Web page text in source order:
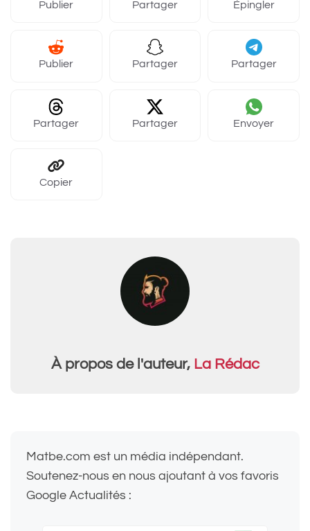
Publier Partager Épingler
Publier Partager Partager
Partager Partager Envoyer
Copier
À propos de l'auteur, La Rédac
Matbe.com est un média indépendant.
Soutenez-nous en nous ajoutant à vos favoris
Google Actualités :